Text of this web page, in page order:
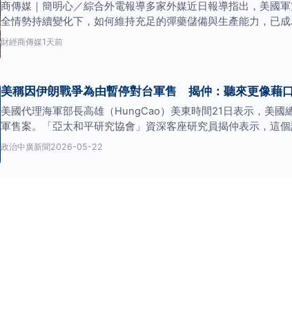
商傳媒｜簡明心／綜合外電報導多家外媒近日報導指出，美國
全情勢持續變化下，如何維持充足的彈藥儲備與生產能力，已
器
財經商傳媒1天前
美稱因伊朗戰爭為由暫停對台軍售 揭仲：聽來更像藉口
美國代理海軍部長高雄（HungCao）美東時間21日表示，美
軍售案。「亞太和平研究協會」資深客座研究員揭仲表示，這
政治中廣新聞2026-05-22